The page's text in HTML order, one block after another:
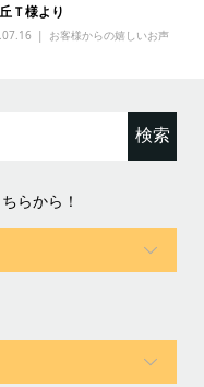
Ｔ様より
お客様からの嬉しいお声
らから！